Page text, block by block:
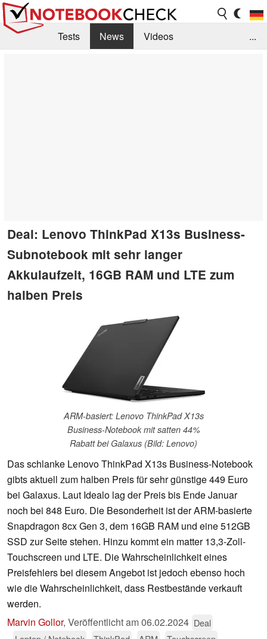
Tests News
Videos
...
Deal: Lenovo ThinkPad X13s Business-
Subnotebook mit sehr langer
Akkulaufzeit, 16GB RAM und LTE zum
halben Preis
ARM-basiert: Lenovo ThinkPad X13s
Business-Notebook mit satten 44%
Rabatt bei Galaxus (Bild: Lenovo)
Das schlanke Lenovo ThinkPad X13s Business-Notebook
gibts aktuell zum halben Preis für sehr günstige 449 Euro
bei Galaxus. Laut Idealo lag der Preis bis Ende Januar
noch bei 848 Euro. Die Besonderheit ist der ARM-basierte
Snapdragon 8cx Gen 3, dem 16GB RAM und eine 512GB
SSD zur Seite stehen. Hinzu kommt ein matter 13,3-Zoll-
Touchscreen und LTE. Die Wahrscheinlichkeit eines
Preisfehlers bei diesem Angebot ist jedoch ebenso hoch
wie die Wahrscheinlichkeit, dass Restbestände verkauft
werden.
Marvin Gollor, Veröffentlicht am06.02.2024 Deal